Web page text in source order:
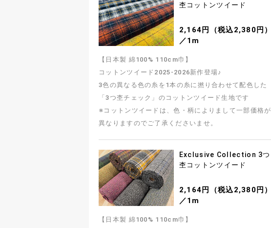
杢コットンツイード
2,164円（税込2,380円）
／1m
【日本製 綿100% 110cm巾】
コットンツイード2025-2026新作登場♪
3色の異なる色の糸を1本の糸に撚り合わせて配色した
「3つ杢チェック」のコットンツイード生地です
※コットンツイードは、色・柄によりまして一部価格が
異なりますのでご了承くださいませ。
Exclusive Collection 3つ
杢コットンツイード
2,164円（税込2,380円）
／1m
【日本製 綿100% 110cm巾】